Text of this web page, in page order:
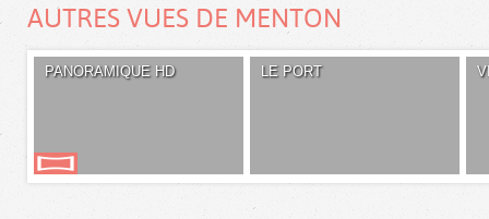
AUTRES VUES DE MENTON
PANORAMIQUE HD LE PORT